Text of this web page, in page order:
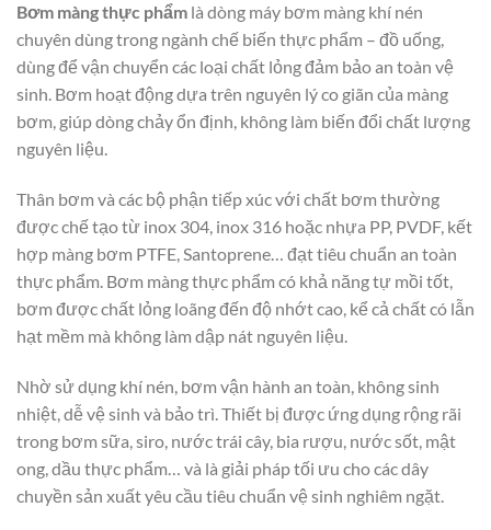
Bơm màng thực phẩm là dòng máy bơm màng khí nén
chuyên dùng trong ngành chế biến thực phẩm – đồ uống,
dùng để vận chuyển các loại chất lỏng đảm bảo an toàn vệ
sinh. Bơm hoạt động dựa trên nguyên lý co giãn của màng
bơm, giúp dòng chảy ổn định, không làm biến đổi chất lượng
nguyên liệu.
Thân bơm và các bộ phận tiếp xúc với chất bơm thường
được chế tạo từ inox 304, inox 316 hoặc nhựa PP, PVDF, kết
hợp màng bơm PTFE, Santoprene… đạt tiêu chuẩn an toàn
thực phẩm. Bơm màng thực phẩm có khả năng tự mồi tốt,
bơm được chất lỏng loãng đến độ nhớt cao, kể cả chất có lẫn
hạt mềm mà không làm dập nát nguyên liệu.
Nhờ sử dụng khí nén, bơm vận hành an toàn, không sinh
nhiệt, dễ vệ sinh và bảo trì. Thiết bị được ứng dụng rộng rãi
trong bơm sữa, siro, nước trái cây, bia rượu, nước sốt, mật
ong, dầu thực phẩm… và là giải pháp tối ưu cho các dây
chuyền sản xuất yêu cầu tiêu chuẩn vệ sinh nghiêm ngặt.